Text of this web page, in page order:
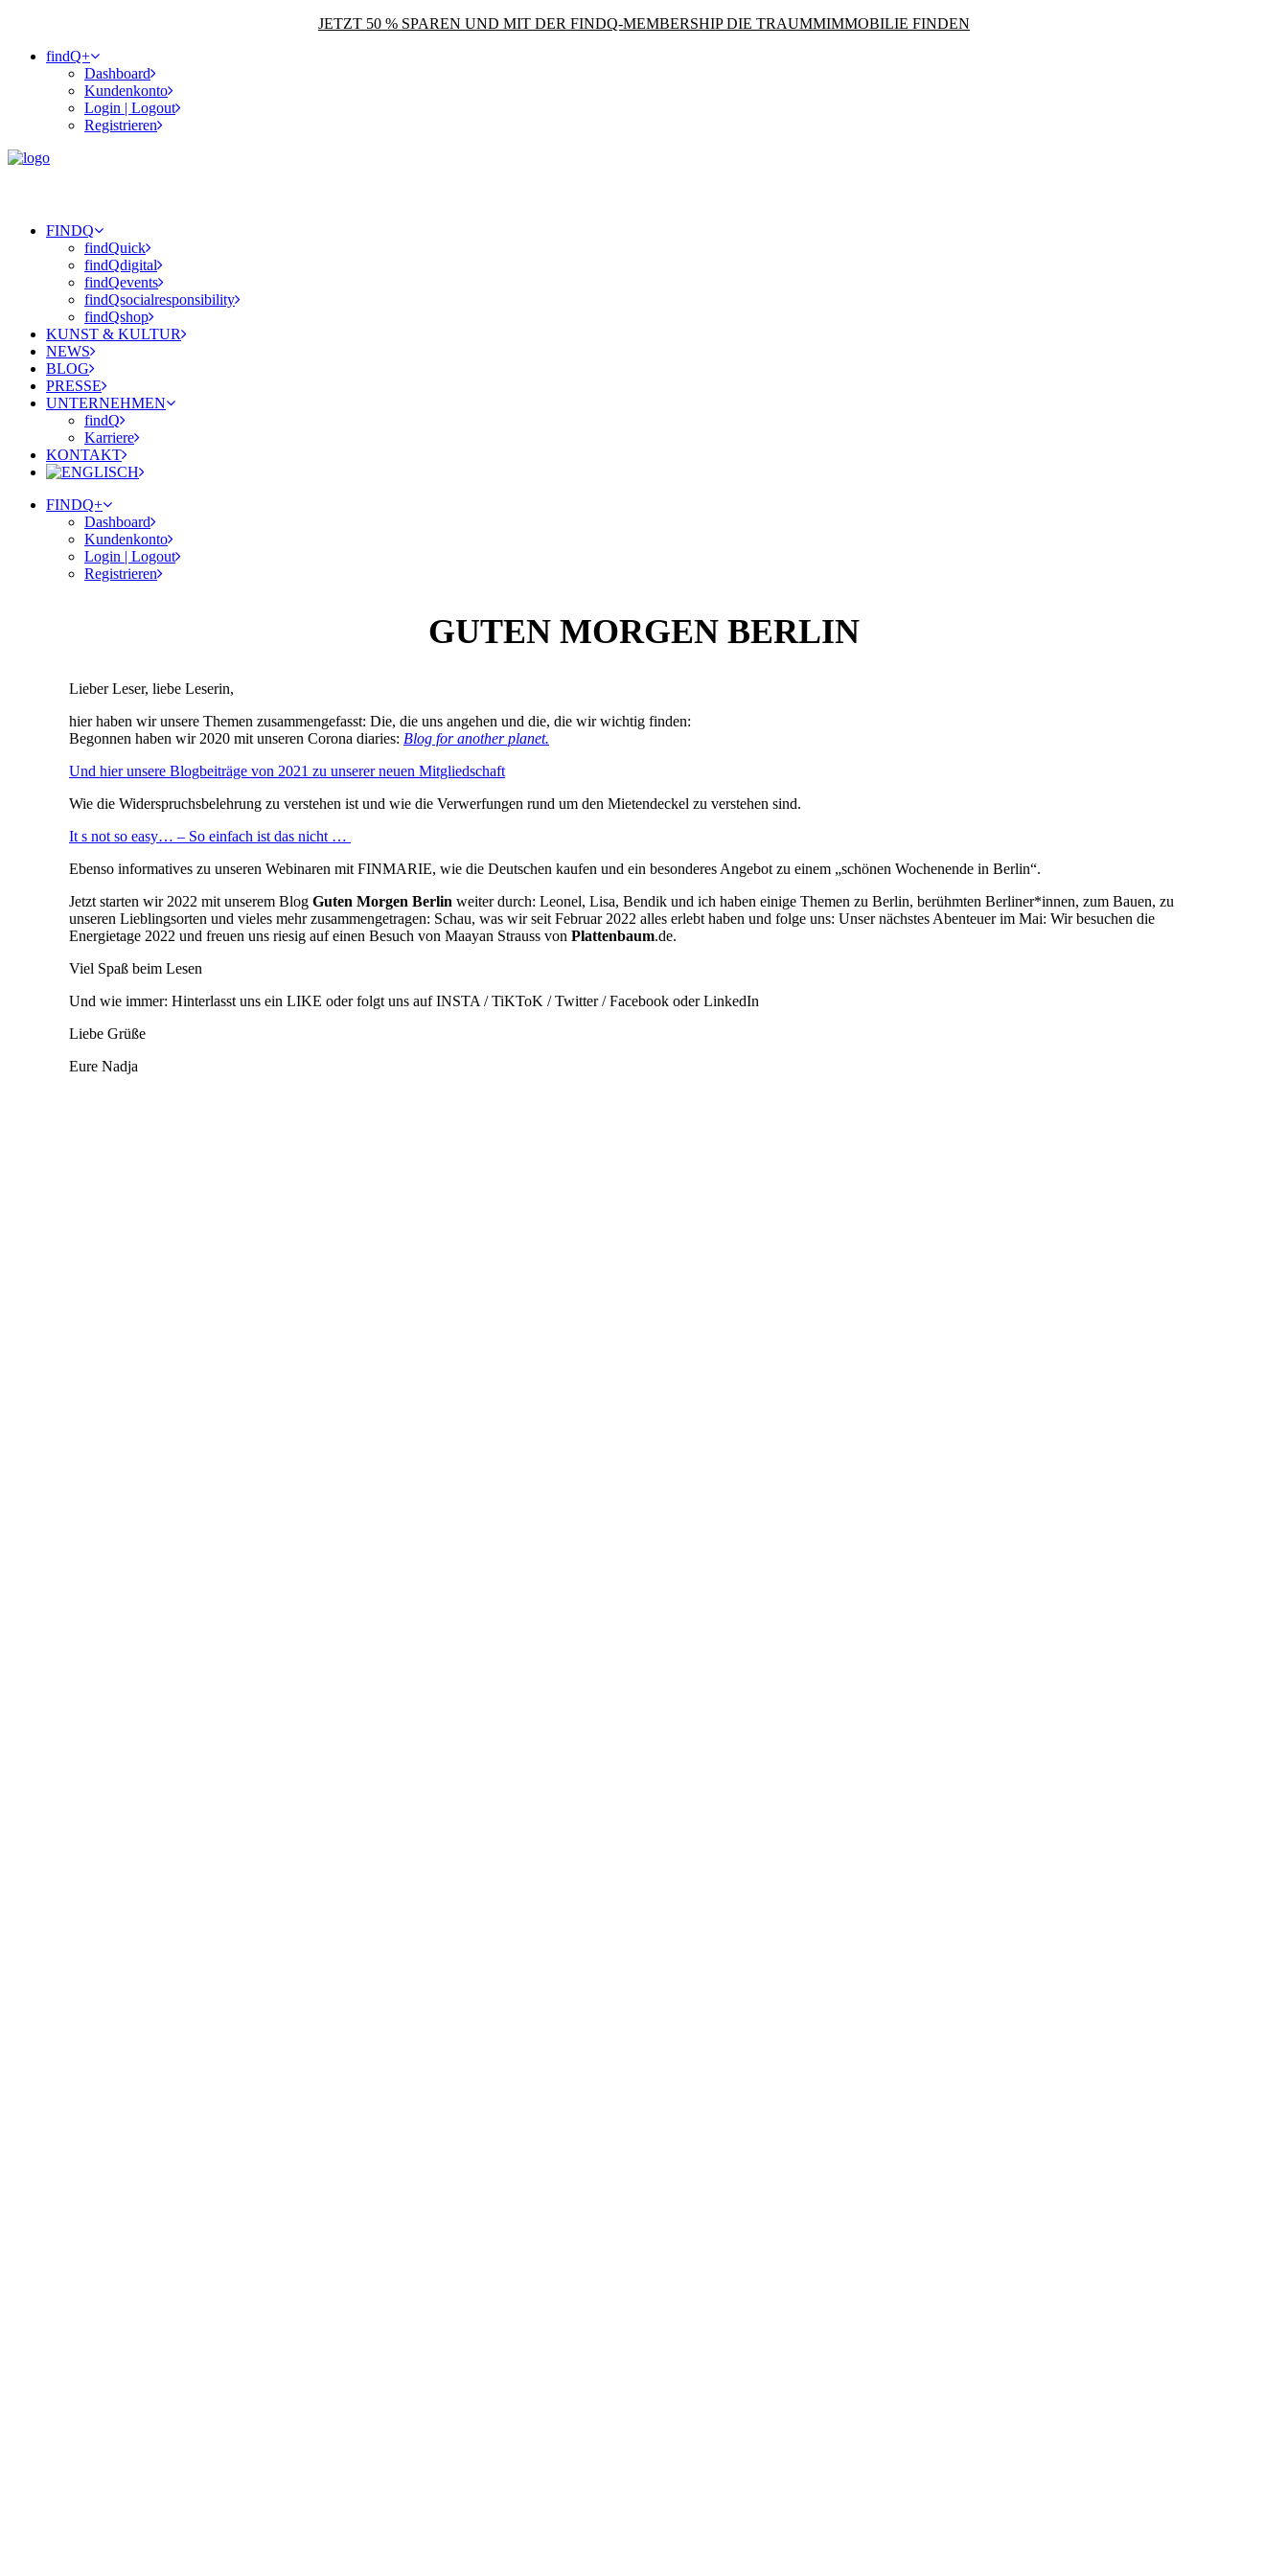
JETZT 50 % SPAREN UND MIT DER FINDQ-MEMBERSHIP DIE TRAUMMIMMOBILIE FINDEN
findQ+
Dashboard
Kundenkonto
Login | Logout
Registrieren
FINDQ
findQuick
findQdigital
findQevents
findQsocialresponsibility
findQshop
KUNST & KULTUR
NEWS
BLOG
PRESSE
UNTERNEHMEN
findQ
Karriere
KONTAKT
FINDQ+
Dashboard
Kundenkonto
Login | Logout
Registrieren
GUTEN MORGEN BERLIN
Lieber Leser, liebe Leserin,
hier haben wir unsere Themen zusammengefasst: Die, die uns angehen und die, die wir wichtig finden:
Begonnen haben wir 2020 mit unseren Corona diaries: Blog for another planet.
Und hier unsere Blogbeiträge von 2021 zu unserer neuen Mitgliedschaft
Wie die Widerspruchsbelehrung zu verstehen ist und wie die Verwerfungen rund um den Mietendeckel zu verstehen sind.
It s not so easy… – So einfach ist das nicht …
Ebenso informatives zu unseren Webinaren mit FINMARIE, wie die Deutschen kaufen und ein besonderes Angebot zu einem „schönen Wochenende in Berlin“.
Jetzt starten wir 2022 mit unserem Blog Guten Morgen Berlin weiter durch: Leonel, Lisa, Bendik und ich haben einige Themen zu Berlin, berühmten Berliner*innen, zum Bauen, zu
unseren Lieblingsorten und vieles mehr zusammengetragen: Schau, was wir seit Februar 2022 alles erlebt haben und folge uns: Unser nächstes Abenteuer im Mai: Wir besuchen die
Energietage 2022 und freuen uns riesig auf einen Besuch von Maayan Strauss von Plattenbaum.de.
Viel Spaß beim Lesen
Und wie immer: Hinterlasst uns ein LIKE oder folgt uns auf INSTA / TiKToK / Twitter / Facebook oder LinkedIn
Liebe Grüße
Eure Nadja